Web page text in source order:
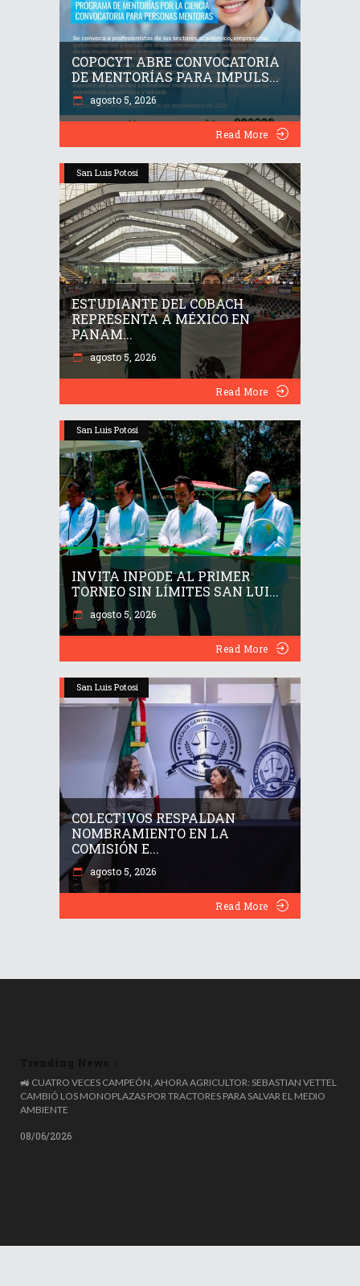
COPOCYT ABRE CONVOCATORIA
DE MENTORÍAS PARA IMPULS...
agosto 5, 2026
Read More
San Luis Potosí
ESTUDIANTE DEL COBACH
REPRESENTA A MÉXICO EN
PANAM...
agosto 5, 2026
Read More
San Luis Potosí
INVITA INPODE AL PRIMER
TORNEO SIN LÍMITES SAN LUI...
agosto 5, 2026
Read More
San Luis Potosí
COLECTIVOS RESPALDAN
NOMBRAMIENTO EN LA
COMISIÓN E...
agosto 5, 2026
Read More
🚜 CUATRO VECES CAMPEÓN, AHORA AGRICULTOR: SEBASTIAN VETTEL
CAMBIÓ LOS MONOPLAZAS POR TRACTORES PARA SALVAR EL MEDIO
AMBIENTE
08/06/2026